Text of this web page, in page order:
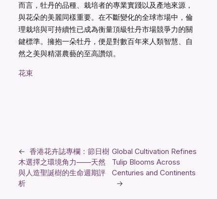
而言，牡丹的品種、栽培者的專業實踐以及產地來源，
與花朵的美麗同樣重要。在不斷變化的全球市場中，倫
理栽培與可持續性已成為衡量頂級牡丹市場競爭力的關
鍵標準。擁抱一朵牡丹，便是對數百年來人類智慧、自
然之美與精湛農藝的至高讚頌。
花束
← 香港花卉誌專欄：節日樹
木選擇之環境角力——天然
與人造聖誕樹的生命週期評
析
Global Cultivation Refines
Tulip Blooms Across
Centuries and Continents
→